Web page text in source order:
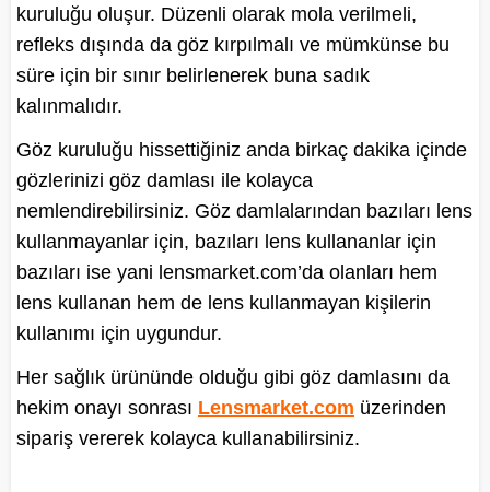
kuruluğu oluşur. Düzenli olarak mola verilmeli,
refleks dışında da göz kırpılmalı ve mümkünse bu
süre için bir sınır belirlenerek buna sadık
kalınmalıdır.
Göz kuruluğu hissettiğiniz anda birkaç dakika içinde
gözlerinizi göz damlası ile kolayca
nemlendirebilirsiniz. Göz damlalarından bazıları lens
kullanmayanlar için, bazıları lens kullananlar için
bazıları ise yani lensmarket.com’da olanları hem
lens kullanan hem de lens kullanmayan kişilerin
kullanımı için uygundur.
Her sağlık ürününde olduğu gibi göz damlasını da
hekim onayı sonrası Lensmarket.com üzerinden
sipariş vererek kolayca kullanabilirsiniz.